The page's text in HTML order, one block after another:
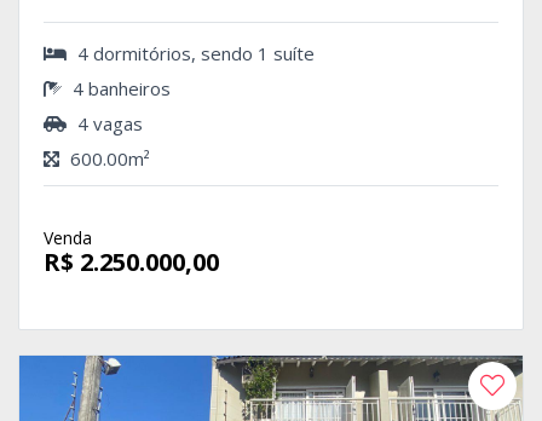
4 dormitórios, sendo 1 suíte
4 banheiros
4 vagas
600.00m²
Venda
R$ 2.250.000,00